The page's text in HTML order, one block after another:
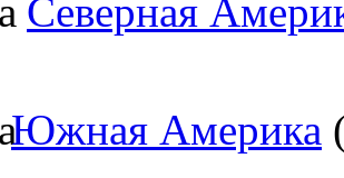
Северная
Южная Америка